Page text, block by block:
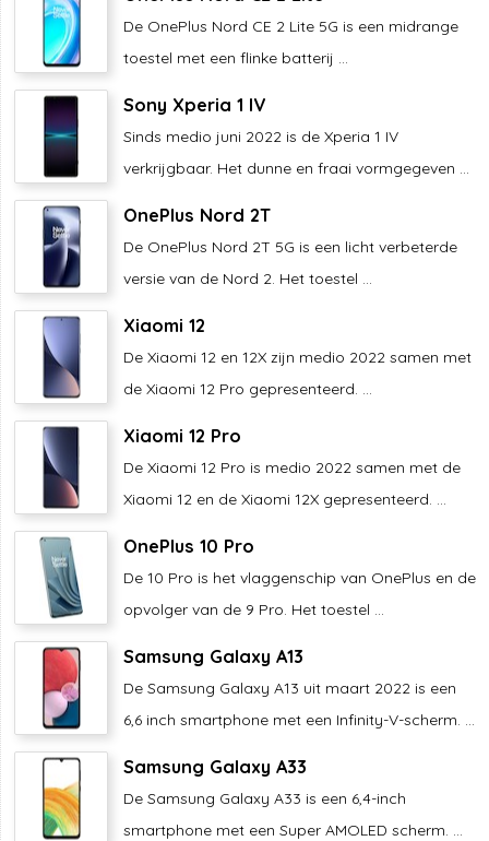
De OnePlus Nord CE 2 Lite 5G is een midrange
toestel met een flinke batterij ...
Sony Xperia 1 IV
Sinds medio juni 2022 is de Xperia 1 IV
verkrijgbaar. Het dunne en fraai vormgegeven ...
OnePlus Nord 2T
De OnePlus Nord 2T 5G is een licht verbeterde
versie van de Nord 2. Het toestel ...
Xiaomi 12
De Xiaomi 12 en 12X zijn medio 2022 samen met
de Xiaomi 12 Pro gepresenteerd. ...
Xiaomi 12 Pro
De Xiaomi 12 Pro is medio 2022 samen met de
Xiaomi 12 en de Xiaomi 12X gepresenteerd. ...
OnePlus 10 Pro
De 10 Pro is het vlaggenschip van OnePlus en de
opvolger van de 9 Pro. Het toestel ...
Samsung Galaxy A13
De Samsung Galaxy A13 uit maart 2022 is een
6,6 inch smartphone met een Infinity-V-scherm. ...
Samsung Galaxy A33
De Samsung Galaxy A33 is een 6,4-inch
smartphone met een Super AMOLED scherm. ...